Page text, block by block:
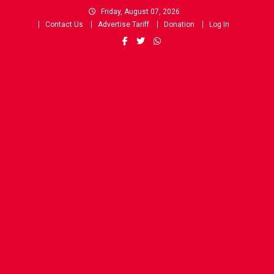
Friday, August 07, 2026
Contact Us
Advertise Tariff Donation Log In